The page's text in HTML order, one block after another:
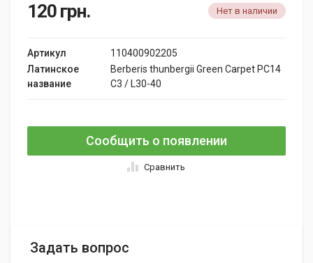
120 грн. Нет в наличии
Артикул
110400902205
Латинское
название
Berberis thunbergii Green Carpet PC14
C3 / L30-40
Сообщить о появлении
Сравнить
Задать вопрос